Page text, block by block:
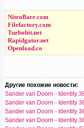
Nitroflare.com
Filefactory.com
Turbobit.net
Rapidgator.net
Openload.co
Другие похожие новости:
Sander van Doorn - Identity
Sander van Doorn - Identity
Sander van Doorn - Identity
Sander van Doorn - Identity